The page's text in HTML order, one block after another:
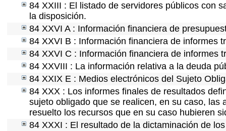
84 XXIII : El listado de servidores públicos con
la disposición.
84 XXVI A : Información financiera de
84 XXVI B : Información financiera de informes
84 XXVI C : Información financiera de informes
84 XXVIII : La información relativa a la deuda
84 XXIX E : Medios electrónicos del Sujeto
84 XXX : Los informes finales de resultados
sujeto obligado que se realicen, en su caso,
resuelto los recursos que en su caso hubieren
84 XXXI : El resultado de la dictaminación de